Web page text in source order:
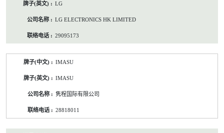
LG
LG ELECTRONICS HK LIMITED
29095173
IMASU
IMASU
隽程国际有限公司
28818011